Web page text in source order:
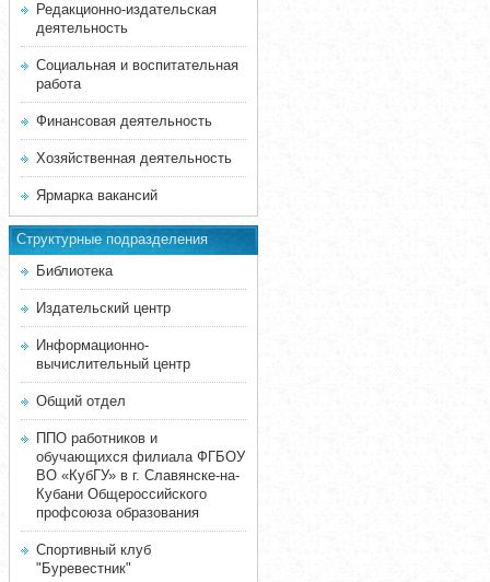
Редакционно-издательская
деятельность
Социальная и воспитательная
работа
Финансовая деятельность
Хозяйственная деятельность
Ярмарка вакансий
Структурные подразделения
Библиотека
Издательский центр
Информационно-
вычислительный центр
Общий отдел
ППО работников и
обучающихся филиала ФГБОУ
ВО «КубГУ» в г. Славянске-на-
Кубани Общероссийского
профсоюза образования
Спортивный клуб
"Буревестник"